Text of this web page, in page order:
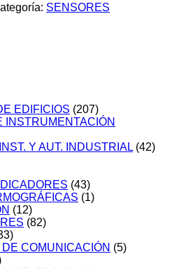
SENSORES
EDIFICIOS (207)
INSTRUMENTACIÓN
Y AUT. INDUSTRIAL (42)
(43)
(1)
(12)
(82)
COMUNICACIÓN (5)